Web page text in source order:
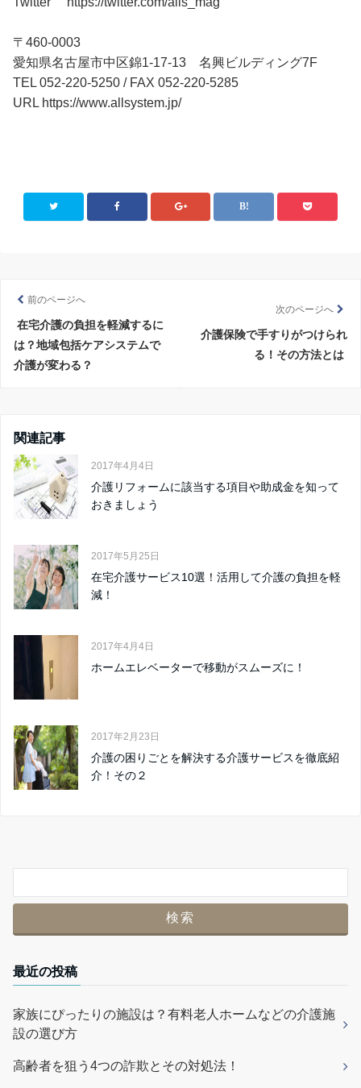
〒460-0003
愛知県名古屋市中区錦1-17-13 名興ビルディング7F
TEL 052-220-5250 / FAX 052-220-5285
URL https://www.allsystem.jp/
前のページへ
在宅介護の負担を軽減するに
は？地域包括ケアシステムで
介護が変わる？
次のページへ
介護保険で手すりがつけられ
る！その方法とは
関連記事
2017年4月4日
介護リフォームに該当する項目や助成金を知って
おきましょう
2017年5月25日
在宅介護サービス10選！活用して介護の負担を軽
減！
2017年4月4日
ホームエレベーターで移動がスムーズに！
2017年2月23日
介護の困りごとを解決する介護サービスを徹底紹
介！その２
最近の投稿
家族にぴったりの施設は？有料老人ホームなどの介護施
設の選び方
高齢者を狙う4つの詐欺とその対処法！